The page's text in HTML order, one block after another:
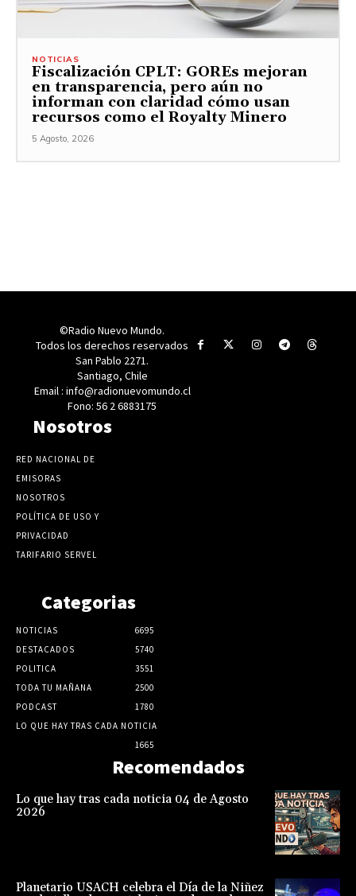
NOTICIAS
Fiscalización CPLT: GOREs mejoran
en transparencia, pero aún no
informan con claridad cómo usan
recursos como el Royalty Minero
5 Agosto, 2026
©Radio Nuevo Mundo.
Todos los derechos reservados
San Pablo 2271.
Santiago, Chile
Email : info@radionuevomundo.cl
Fono: 56 2 6883175
Nosotros
RED NACIONAL DE
EMISORAS
NOSOTROS
POLÍTICA DE USO Y
PRIVACIDAD
TARIFARIO SERVEL
Categorias
NOTICIAS
6695
DESTACADOS
5740
POLITICA
3551
TODA TU MAÑANA
2500
PODCAST
1780
LO QUE HAY TRAS CADA NOTICIA
1665
Recomendados
Lo que hay tras cada noticia 04 de Agosto
2026
Planetario USACH celebra el Día de la Niñez